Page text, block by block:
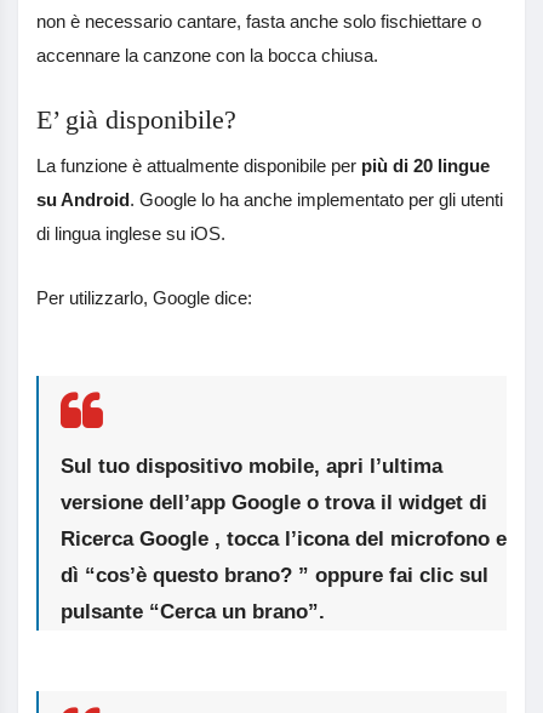
non è necessario cantare, fasta anche solo fischiettare o
accennare la canzone con la bocca chiusa.
E’ già disponibile?
La funzione è attualmente disponibile per più di 20 lingue
su Android. Google lo ha anche implementato per gli utenti
di lingua inglese su iOS.
Per utilizzarlo, Google dice:
Sul tuo dispositivo mobile, apri l’ultima
versione dell’app Google o trova il widget di
Ricerca Google , tocca l’icona del microfono e
dì “cos’è questo brano? ” oppure fai clic sul
pulsante “Cerca un brano”.